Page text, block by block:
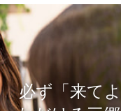
必ず「来て